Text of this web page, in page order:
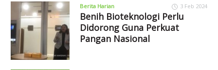
Berita Harian 3 Feb 2024
Benih Bioteknologi Perlu
Didorong Guna Perkuat
Pangan Nasional